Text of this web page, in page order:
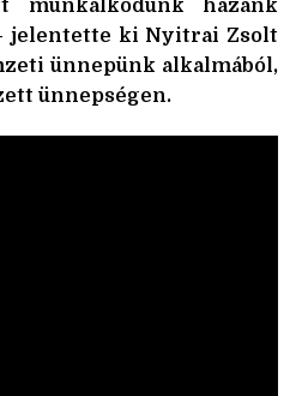
munkálkodunk hazánk
jelentette ki Nyitrai Zsolt
ünnepünk alkalmából,
ünnepségen.